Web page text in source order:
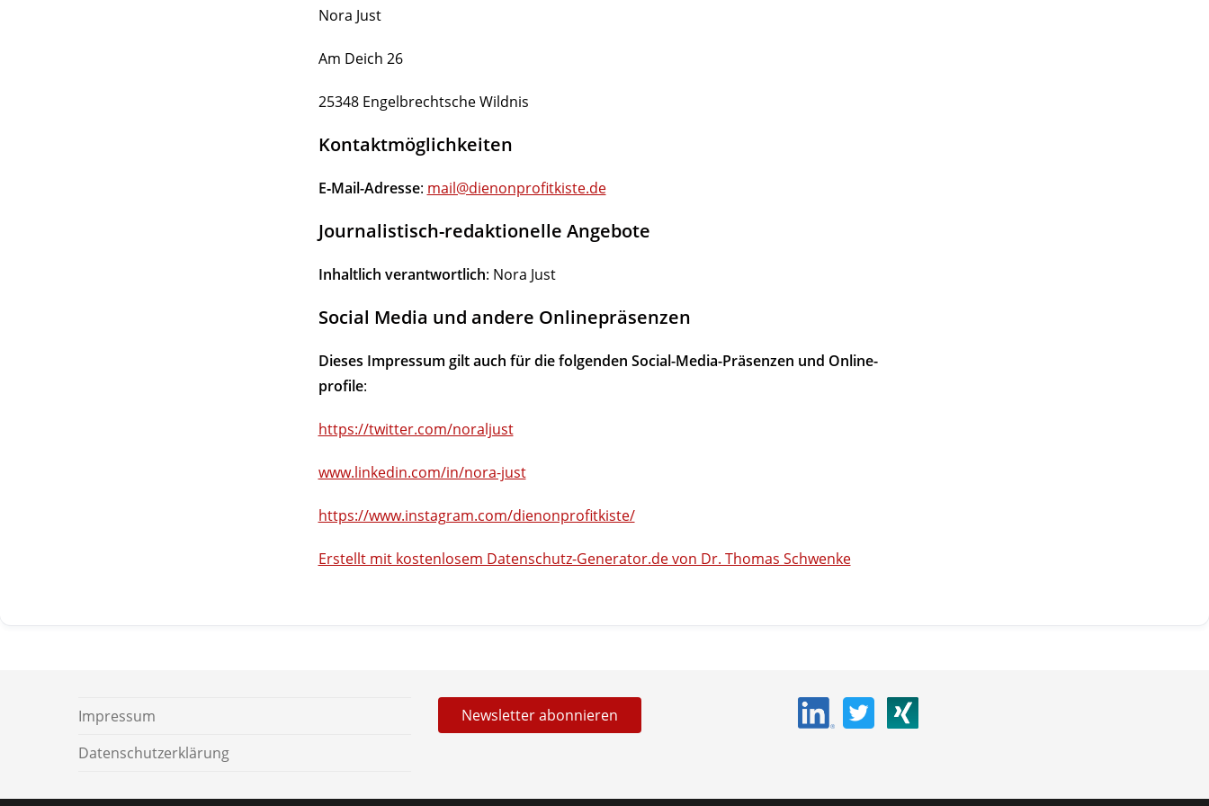
Nora Just
Am Deich 26
25348 Engel­b­rechtsche Wildnis
Kontakt­mög­lich­keiten
E‑Mail-Adresse: mail@dienonprofitkiste.de
Jour­na­lis­tisch-redak­tio­nelle Angebote
Inhaltlich verant­wortlich: Nora Just
Social Media und andere Onlinepräsenzen
Dieses Impressum gilt auch für die folgenden Social-Media-Präsenzen und Online­
profile:
https://twitter.com/noraljust
www.linkedin.com/in/nora-just
https://www.instagram.com/dienonprofitkiste/
Erstellt mit kosten­losem Datenschutz-Generator.de von Dr. Thomas Schwenke
Impressum
Daten­schutz­er­klärung
News­letter abonnieren